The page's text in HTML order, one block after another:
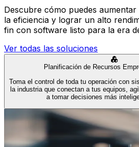
Descubre cómo puedes
la eficiencia y lograr un alto
fin con software listo para la era
Ver todas las soluciones
Planificación de Recursos
Toma el control de toda tu operación con
la industria que conectan a tus equipos,
a tomar decisiones más